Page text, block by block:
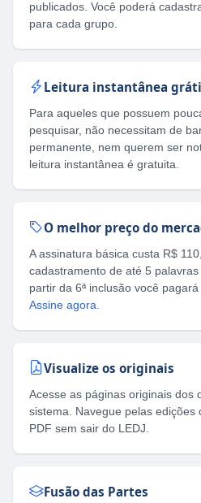
publicados. Você poderá
para cada grupo.
Leitura instantânea
Para aqueles que possuem
pesquisar, não necessitam de
permanente, nem querem ser
leitura instantânea é gratuita.
O melhor preço do
A assinatura básica custa R$
cadastramento de até 5
partir da 6ª inclusão você
Assine agora.
Visualize os originais
Acesse as páginas originais dos
sistema. Navegue pelas edições
PDF sem sair do LEDJ.
Fusão das Partes